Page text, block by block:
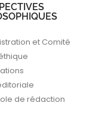
et Comité
de rédaction